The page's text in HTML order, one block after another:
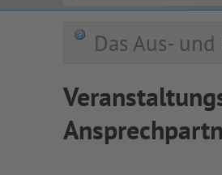
Das Aus-